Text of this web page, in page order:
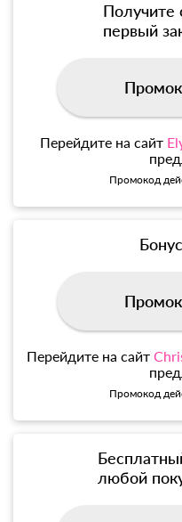
Получите
первый
Перейдите на сайт
Промокод
Перейдите на сайт
Промокод
любой